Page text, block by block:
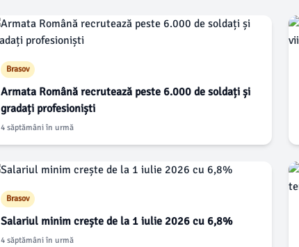
Brasov
Armata Română recrutează peste 6.000 de soldați și
gradați profesioniști
4 săptămâni în urmă
Brasov
Salariul minim crește de la 1 iulie 2026 cu 6,8%
4 săptămâni în urmă